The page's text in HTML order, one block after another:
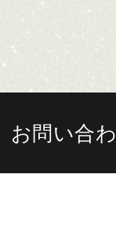
お問い合